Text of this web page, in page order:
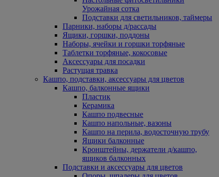
Урожайная сотка
Подставки для светильников, таймеры
Парники, наборы д/рассады
Ящики, горшки, поддоны
Наборы, ячейки и горшки торфяные
Таблетки торфяные, кокосовые
Аксессуары для посадки
Растущая травка
Кашпо, подставки, аксессуары для цветов
Кашпо, балконные ящики
Пластик
Керамика
Кашпо подвесные
Кашпо напольные, вазоны
Кашпо на перила, водосточную трубу
Ящики балконные
Кронштейны, держатели д/кашпо,
ящиков балконных
Подставки и аксессуары для цветов